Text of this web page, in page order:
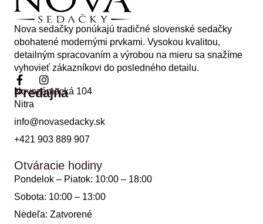
Nova sedačky ponúkajú tradičné slovenské sedačky
obohatené modernými prvkami. Vysokou kvalitou,
detailným spracovaním a výrobou na mieru sa snažíme
vyhovieť zákazníkovi do posledného detailu.
Predajňa
Novozámocká 104
Nitra
info@novasedacky.sk
+421 903 889 907
Otváracie hodiny
Pondelok – Piatok: 10:00 – 18:00
Sobota: 10:00 – 13:00
Nedeľa: Zatvorené